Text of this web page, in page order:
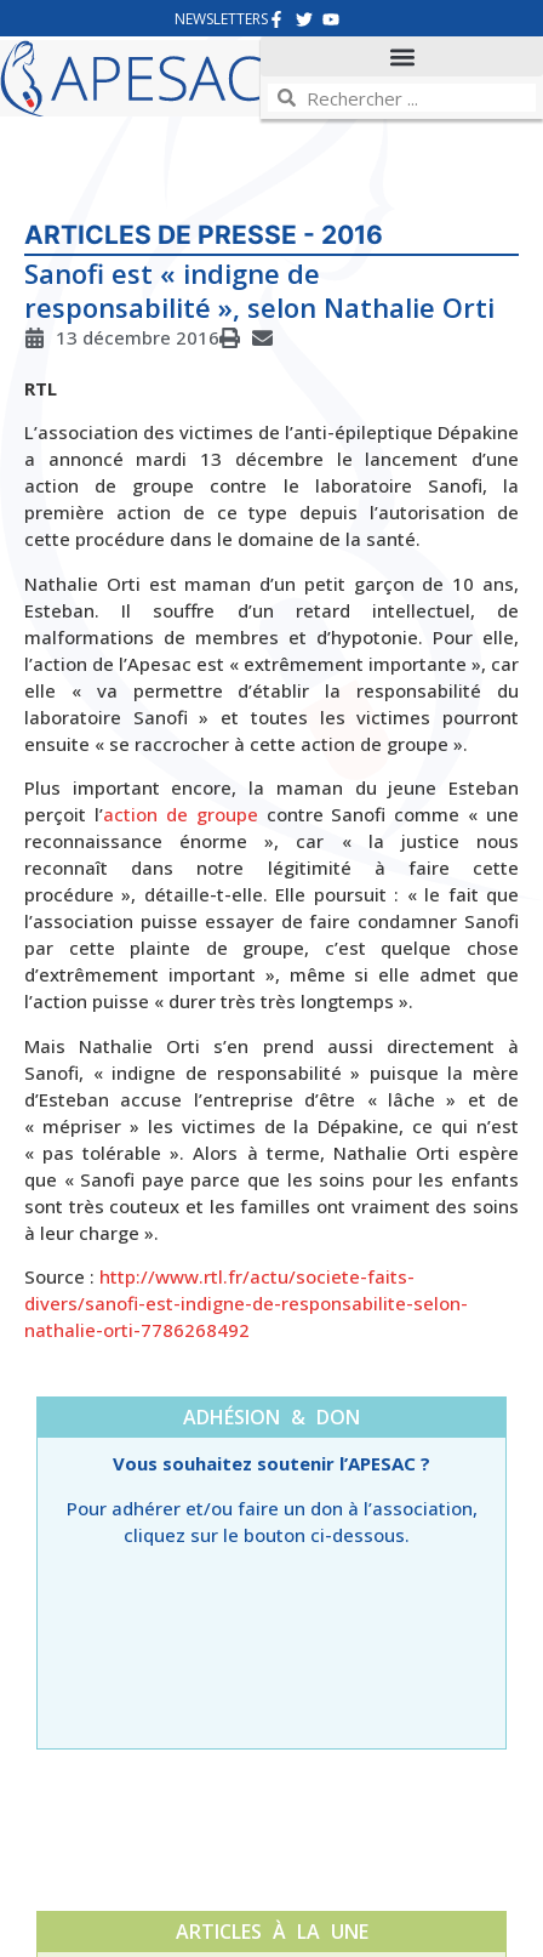
NEWSLETTERS
ARTICLES DE PRESSE - 2016
Sanofi est « indigne de
responsabilité », selon Nathalie Orti
13 décembre 2016
RTL
L’association des victimes de l’anti-épileptique Dépakine
a annoncé mardi 13 décembre le lancement d’une
action de groupe contre le laboratoire Sanofi, la
première action de ce type depuis l’autorisation de
cette procédure dans le domaine de la santé.
Nathalie Orti est maman d’un petit garçon de 10 ans,
Esteban. Il souffre d’un retard intellectuel, de
malformations de membres et d’hypotonie. Pour elle,
l’action de l’Apesac est « extrêmement importante », car
elle « va permettre d’établir la responsabilité du
laboratoire Sanofi » et toutes les victimes pourront
ensuite « se raccrocher à cette action de groupe ».
Plus important encore, la maman du jeune Esteban
perçoit l’action de groupe contre Sanofi comme « une
reconnaissance énorme », car « la justice nous
reconnaît dans notre légitimité à faire cette
procédure », détaille-t-elle. Elle poursuit : « le fait que
l’association puisse essayer de faire condamner Sanofi
par cette plainte de groupe, c’est quelque chose
d’extrêmement important », même si elle admet que
l’action puisse « durer très très longtemps ».
Mais Nathalie Orti s’en prend aussi directement à
Sanofi, « indigne de responsabilité » puisque la mère
d’Esteban accuse l’entreprise d’être « lâche » et de
« mépriser » les victimes de la Dépakine, ce qui n’est
« pas tolérable ». Alors à terme, Nathalie Orti espère
que « Sanofi paye parce que les soins pour les enfants
sont très couteux et les familles ont vraiment des soins
à leur charge ».
Source : http://www.rtl.fr/actu/societe-faits-
divers/sanofi-est-indigne-de-responsabilite-selon-
nathalie-orti-7786268492
ADHÉSION & DON
Vous souhaitez soutenir l’APESAC ?
Pour adhérer et/ou faire un don à l’association,
cliquez sur le bouton ci-dessous.
ARTICLES À LA UNE